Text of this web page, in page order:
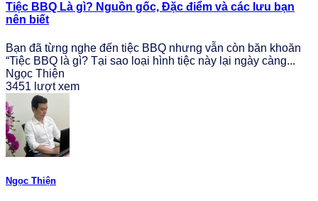
Tiệc BBQ Là gì? Nguồn gốc, Đặc điểm và các lưu bạn
nên biết
Bạn đã từng nghe đến tiệc BBQ nhưng vẫn còn băn khoăn
“Tiệc BBQ là gì? Tại sao loại hình tiệc này lại ngày càng...
Ngọc Thiện
3451 lượt xem
Ngọc Thiện